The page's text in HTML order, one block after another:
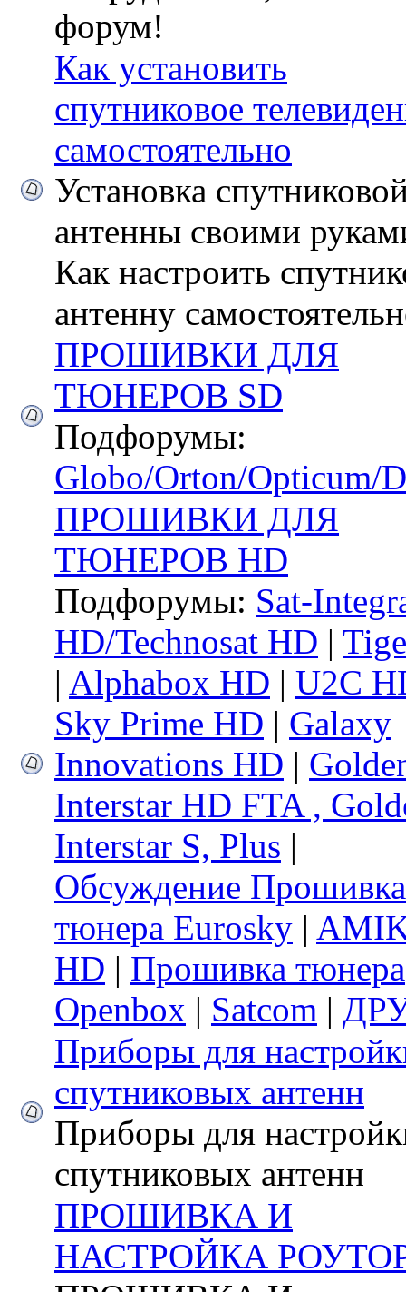
форум!
Как установить
спутниковое
самостоятельно
Установка
антенны своими
Как настроить
антенну
ПРОШИВКИ ДЛЯ
ТЮНЕРОВ SD
Подфорумы:
Globo/Orton/Opticum/
ПРОШИВКИ ДЛЯ
ТЮНЕРОВ HD
Подфорумы: Sat-
HD/Technosat HD |
| Alphabox HD | U2C
Sky Prime HD | Galaxy
Innovations HD |
Interstar HD FTA ,
Interstar S, Plus |
Обсуждение Прошивка
тюнера Eurosky |
HD | Прошивка тюнера
Openbox | Satcom |
Приборы для
спутниковых антенн
Приборы для
спутниковых антенн
ПРОШИВКА И
НАСТРОЙКА